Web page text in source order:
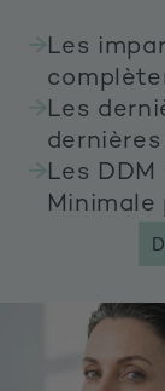
Les
Les
Les
Minimale